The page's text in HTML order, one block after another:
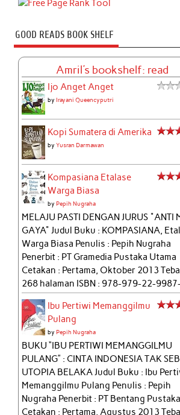
GOOD READS BOOK SHELF
Amril's bookshelf: read
Ijo Anget Anget
byIrayani Queencyputri
Kopi Sumatera di Amerika
byYusran Darmawan
Kompasiana Etalase
Warga Biasa
byPepih Nugraha
MELAJU PASTI DENGAN JURUS "ANTI
GAYA" Judul Buku : KOMPASIANA,
Warga Biasa Penulis : Pepih Nugraha
Penerbit : PT Gramedia Pustaka Utama
Cetakan : Pertama, Oktober 2013
268 halaman ISBN : 978-979-22-
Ibu Pertiwi Memanggilmu
Pulang
byPepih Nugraha
BUKU “IBU PERTIWI MEMANGGILMU
PULANG” : CINTA INDONESIA TAK
UTOPIA BELAKA Judul Buku : Ibu
Memanggilmu Pulang Penulis : Pepih
Nugraha Penerbit : PT Bentang Pustaka
Cetakan : Pertama, Agustus 2013